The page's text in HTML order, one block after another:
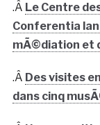
.Â Le Centre
Conferentia
mÃ©diation et
.Â Des visites
dans cinq